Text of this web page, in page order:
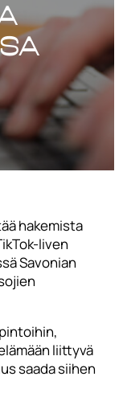
hakemista
liven
Savonian
liittyvä
saada siihen